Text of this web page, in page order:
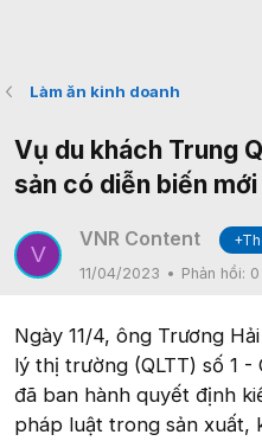
Làm ăn kinh doanh
Vụ du khách Trung
sản có diễn biến mới
V
VNR Content
11/04/2023
Phản hồi: 0
Ngày 11/4, ông Trương
lý thị trường (QLTT) số 1 -
đã ban hành quyết định
pháp luật trong sản xuất,